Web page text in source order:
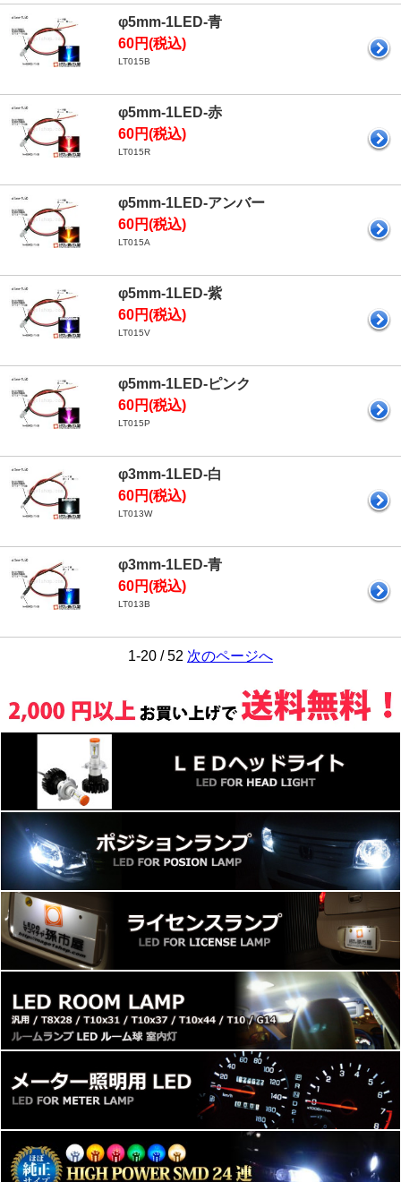
φ5mm-1LED-青
60円(税込)
LT015B
φ5mm-1LED-赤
60円(税込)
LT015R
φ5mm-1LED-アンバー
60円(税込)
LT015A
φ5mm-1LED-紫
60円(税込)
LT015V
φ5mm-1LED-ピンク
60円(税込)
LT015P
φ3mm-1LED-白
60円(税込)
LT013W
φ3mm-1LED-青
60円(税込)
LT013B
1-20 / 52 次のページへ